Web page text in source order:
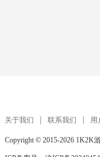
关于我们 联系我们 用
Copyright © 2015-2026 1K2K